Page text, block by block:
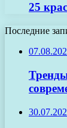
25
Последние